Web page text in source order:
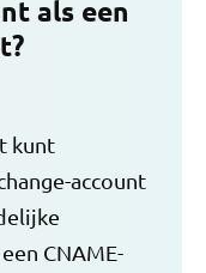
als een
kunt
account
CNAME-